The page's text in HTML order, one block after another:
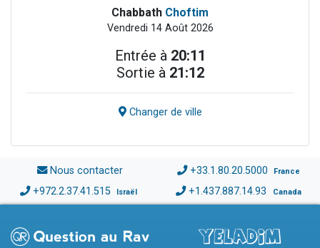
Chabbath Choftim
Vendredi 14 Août 2026
Entrée à 20:11
Sortie à 21:12
Changer de ville
Nous contacter +33.1.80.20.5000 France
+972.2.37.41.515 Israël +1.437.887.14.93 Canada